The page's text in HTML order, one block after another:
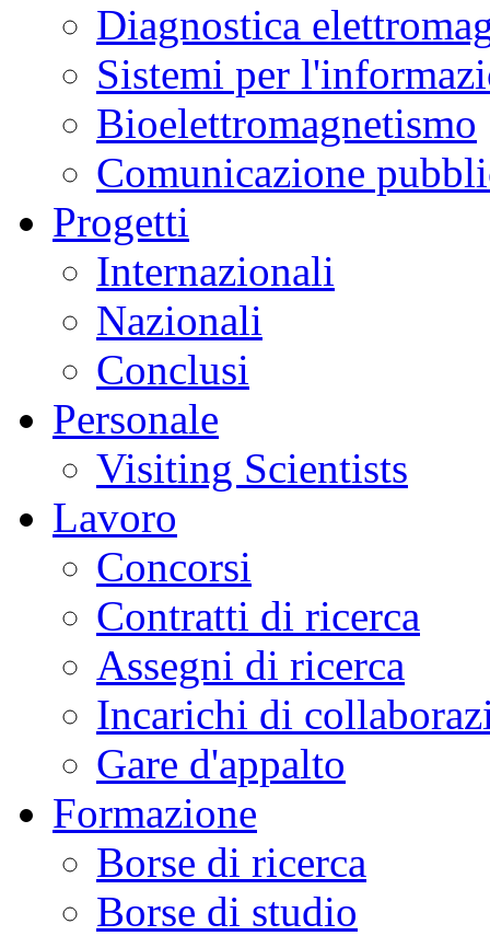
Diagnostica
Sistemi per
Bioelettromagnetismo
Comunicazione
Progetti
Internazionali
Nazionali
Conclusi
Personale
Visiting Scientists
Lavoro
Concorsi
Contratti di ricerca
Assegni di ricerca
Incarichi di
Gare d'appalto
Formazione
Borse di ricerca
Borse di studio